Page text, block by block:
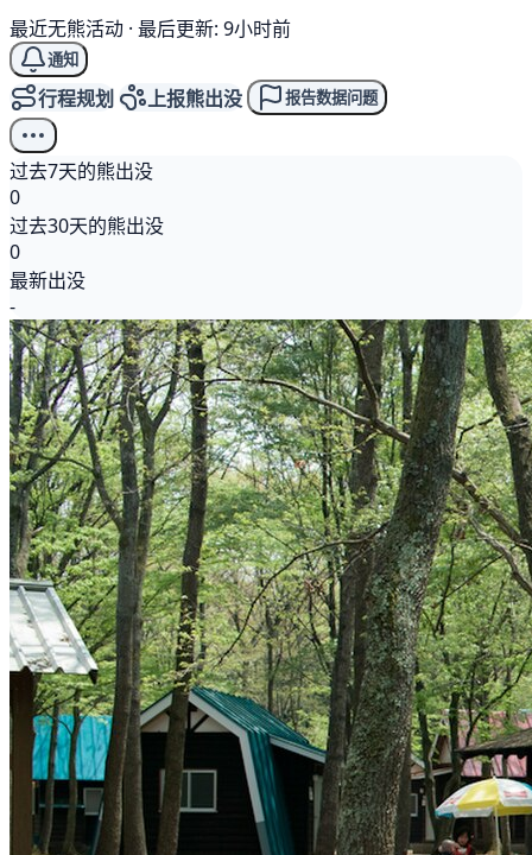
最近无熊活动 · 最后更新: 9小时前
通知
行程规划 上报熊出没 报告数据问题
过去7天的熊出没
0
过去30天的熊出没
0
最新出没
-